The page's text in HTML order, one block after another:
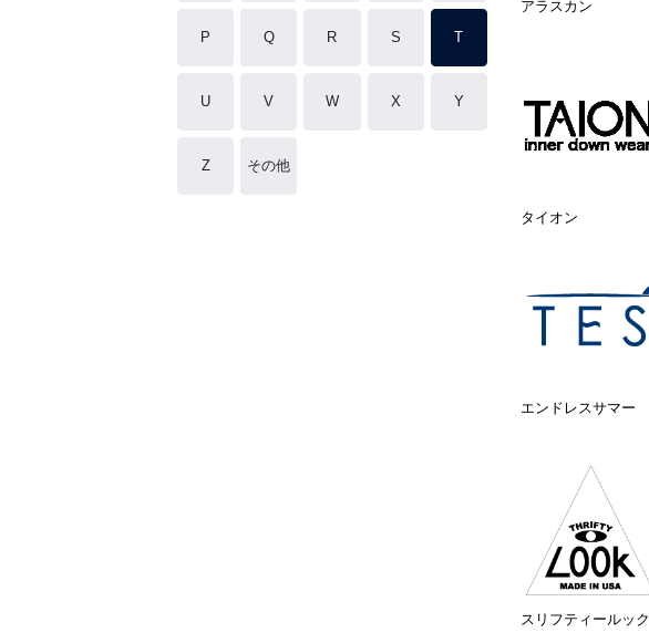
P Q R S T
U V W X Y
Z その他
アラスカン
タイオン
エンドレスサマー
スリフティールック